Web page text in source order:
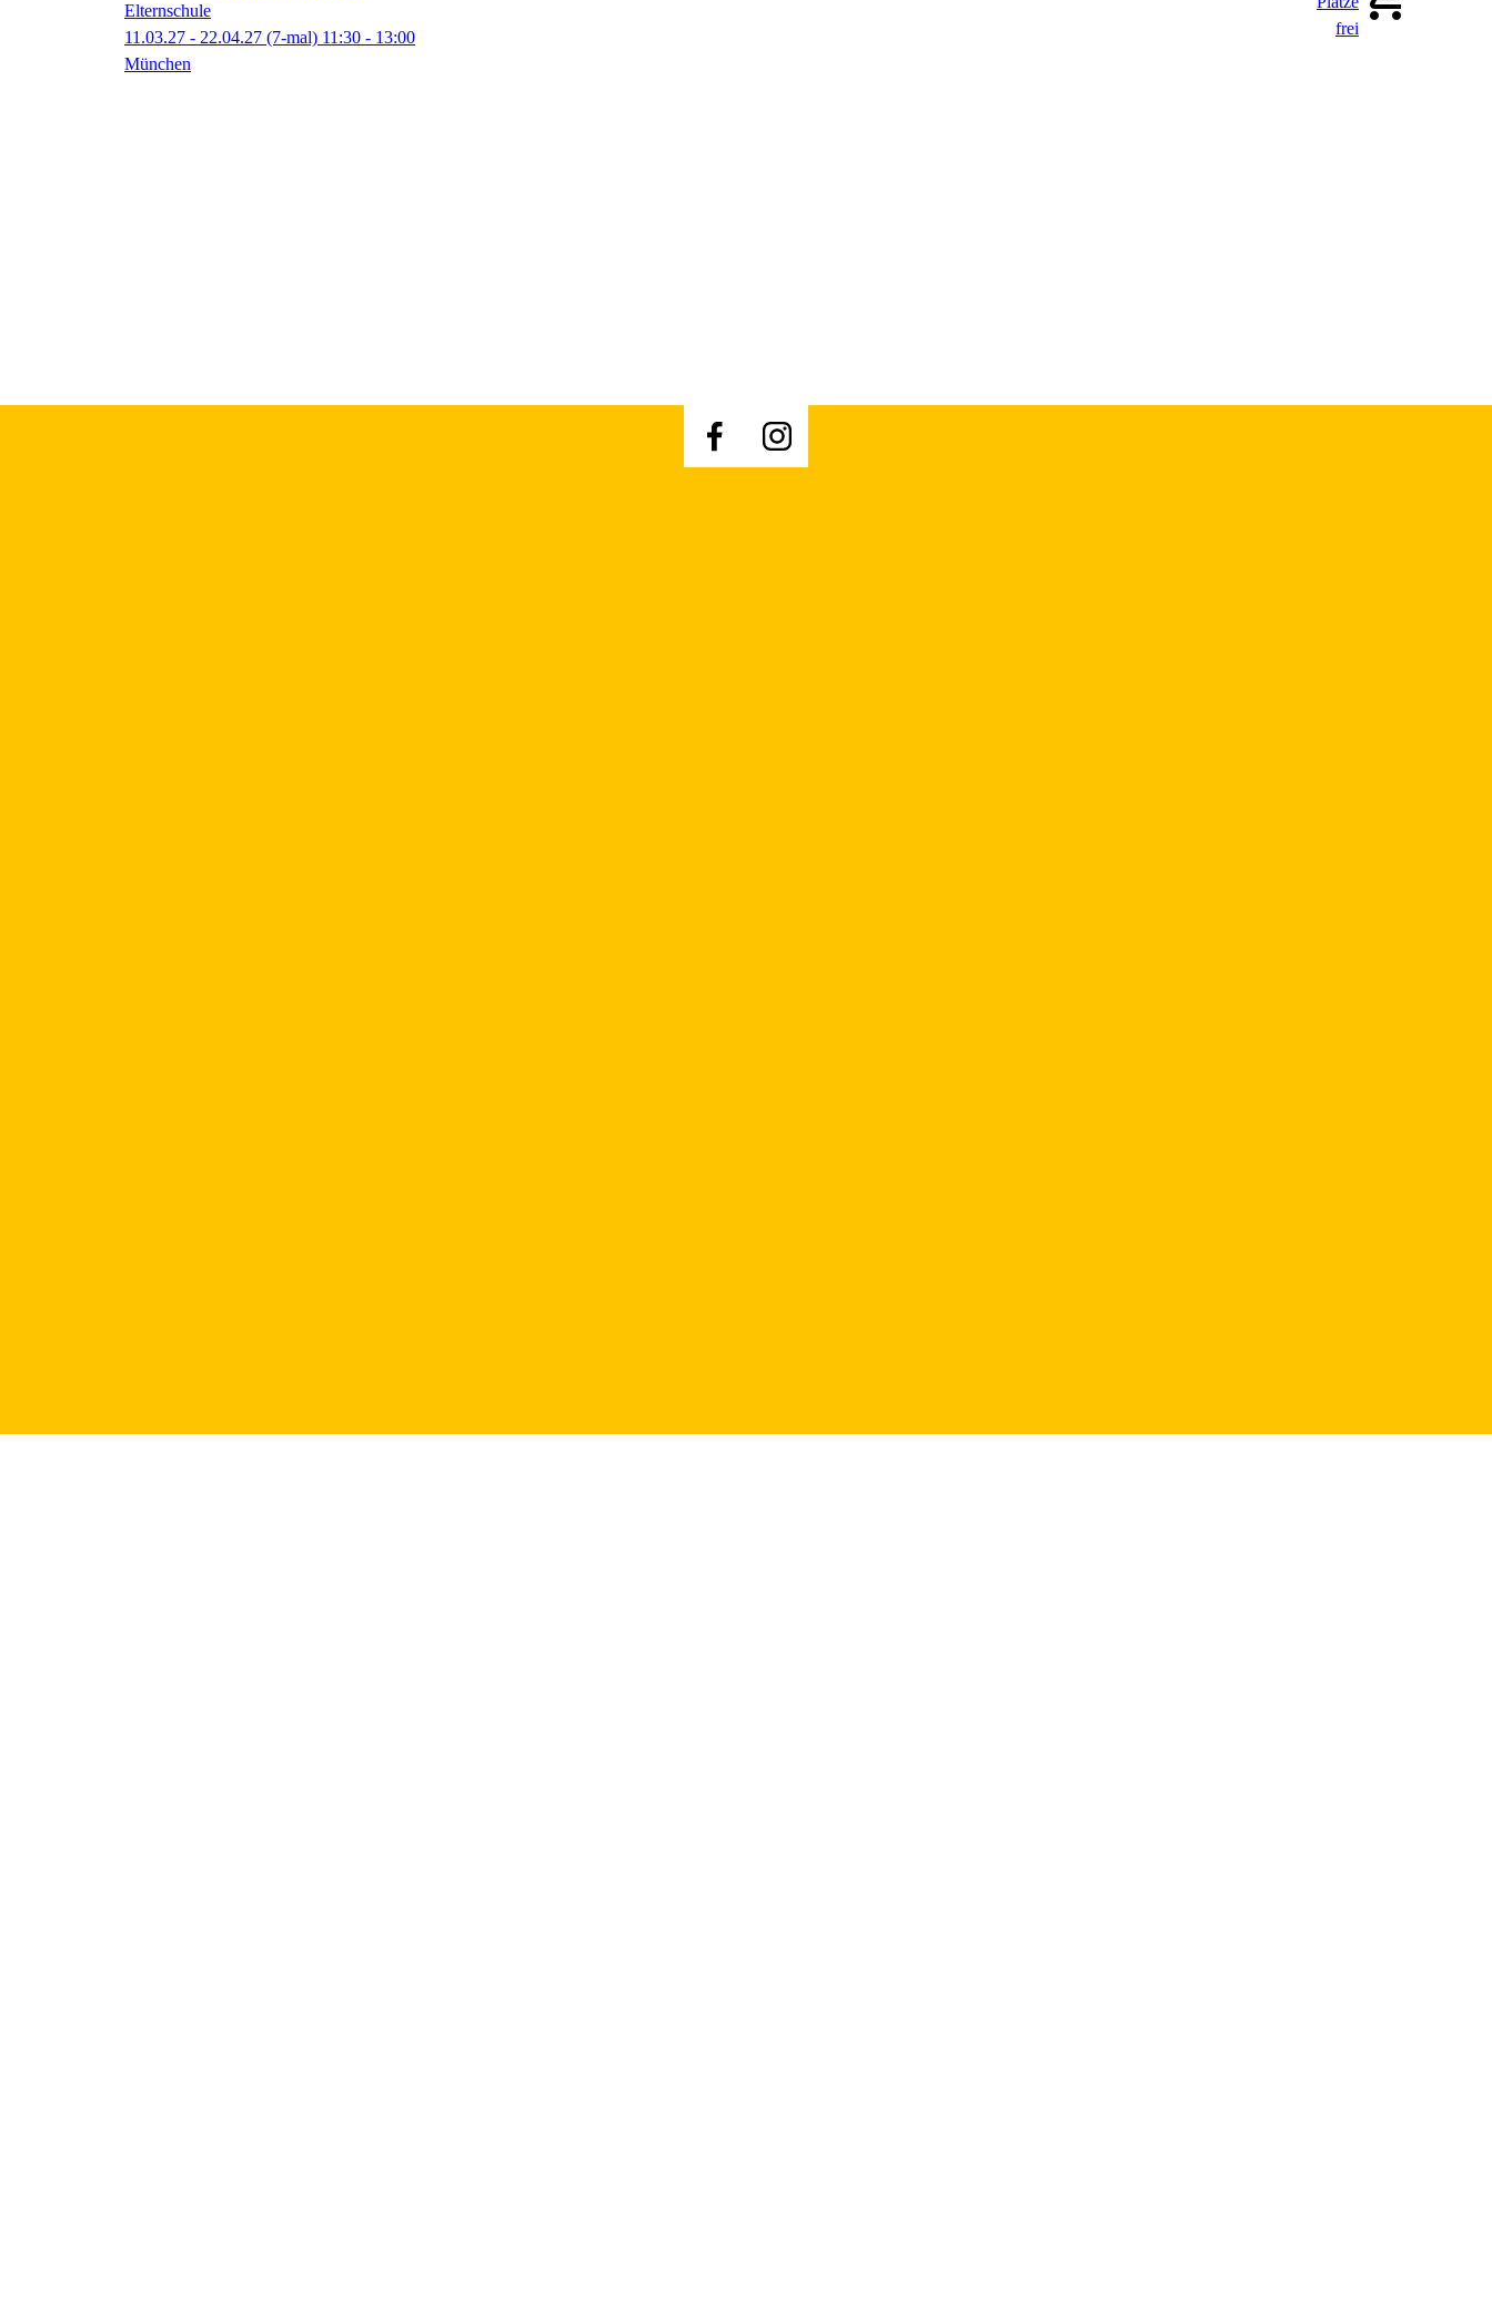
Elternschule
11.03.27 - 22.04.27 (7-mal) 11:30 - 13:00
München